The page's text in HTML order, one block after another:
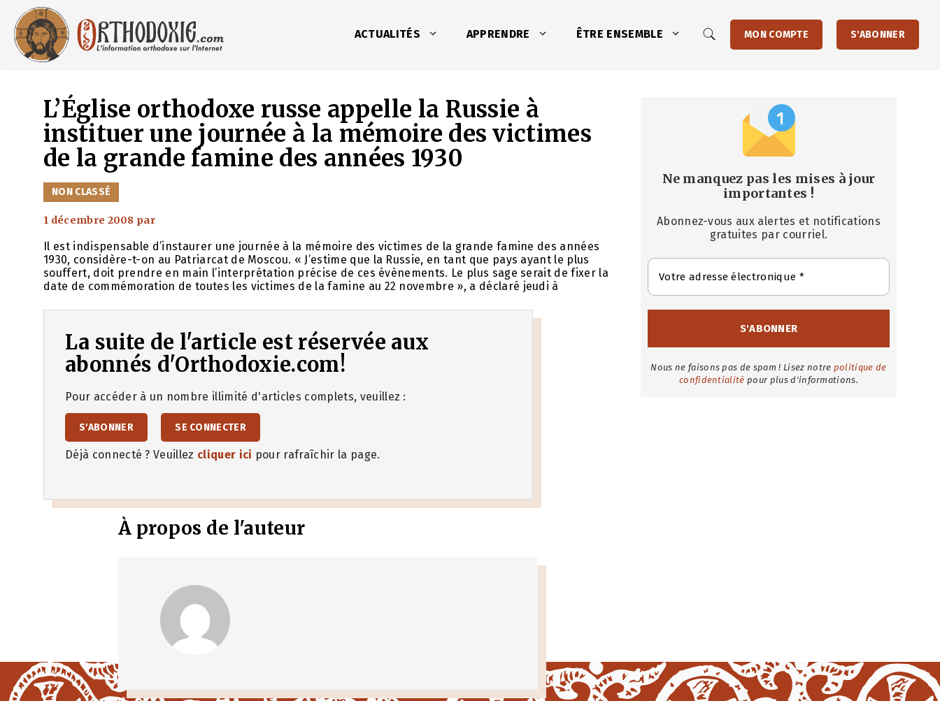
contenu
ACTUALITÉS APPRENDRE ÊTRE ENSEMBLE MON COMPTE S'ABONNER
L’Église orthodoxe russe appelle la Russie à
instituer une journée à la mémoire des victimes
de la grande famine des années 1930
CATÉGORIES
NON CLASSÉ
1 décembre 2008 par
Il est indispensable d’instaurer une journée à la mémoire des victimes de la grande famine des années
1930, considère-t-on au Patriarcat de Moscou. « J’estime que la Russie, en tant que pays ayant le plus
souffert, doit prendre en main l’interprétation précise de ces évènements. Le plus sage serait de fixer la
date de commémoration de toutes les victimes de la famine au 22 novembre », a déclaré jeudi à
La suite de l'article est réservée aux
abonnés d'Orthodoxie.com!
Pour accéder à un nombre illimité d'articles complets, veuillez :
S'ABONNER SE CONNECTER
Déjà connecté ? Veuillez cliquer ici pour rafraîchir la page.
À propos de l'auteur
Ne manquez pas les mises à jour
importantes !
Abonnez-vous aux alertes et notifications
gratuites par courriel.
Nous ne faisons pas de spam ! Lisez notre politique de
confidentialité pour plus d'informations.